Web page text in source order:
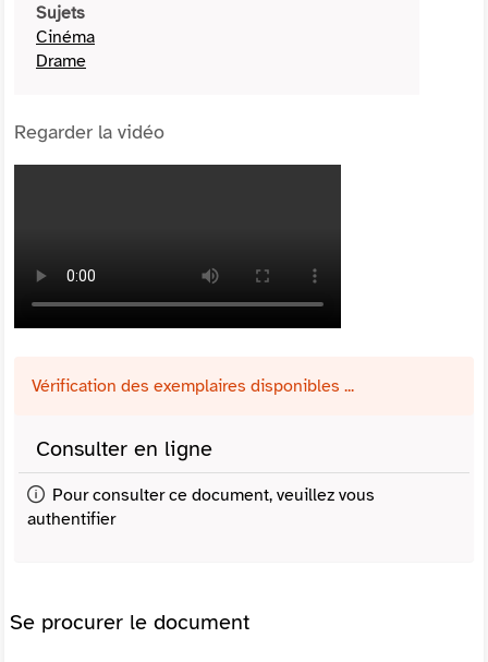
Sujets
Cinéma
Drame
Regarder la vidéo
Vérification des exemplaires disponibles ...
Consulter en ligne
Pour consulter ce document, veuillez vous
authentifier
Se procurer le document